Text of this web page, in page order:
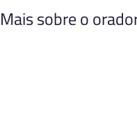
Mais sobre o